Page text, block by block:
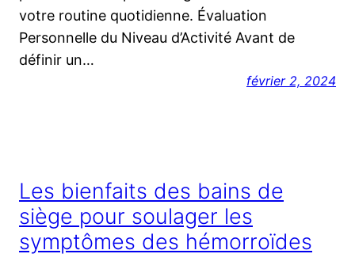
votre routine quotidienne. Évaluation
Personnelle du Niveau d’Activité Avant de
définir un…
février 2, 2024
Les bienfaits des bains de
siège pour soulager les
symptômes des hémorroïdes